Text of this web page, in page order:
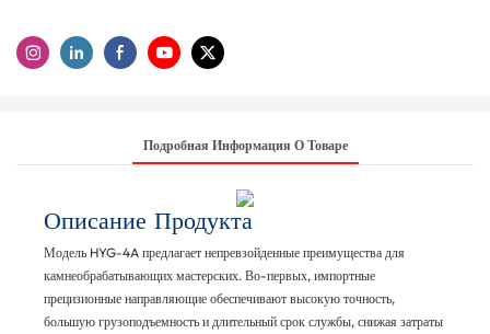
Подробная Информация О Товаре
Описание Продукта
Модель HYG-4A предлагает непревзойденные преимущества для
камнеобрабатывающих мастерских. Во-первых, импортные
прецизионные направляющие обеспечивают высокую точность,
большую грузоподъемность и длительный срок службы, снижая затраты